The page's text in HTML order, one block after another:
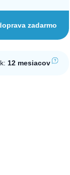
zadarmo
12 mesiacov